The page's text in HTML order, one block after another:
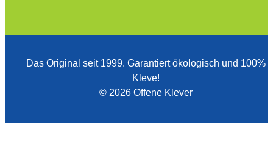
Das Original seit 1999. ­Garantiert ökologisch und 100%
Kleve!
© 2026 Offene Klever